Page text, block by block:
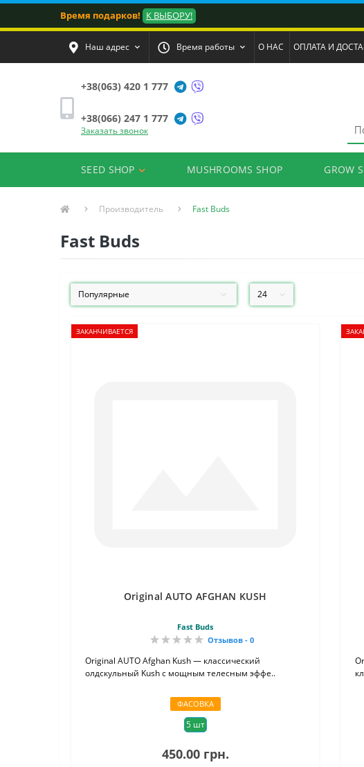
Время подарков! К ВЫБОРУ!
Наш адрес Время работы О НАС ОПЛАТА И
+38(063) 420 1 777
+38(066) 247 1 777
Заказать звонок
SEED SHOP MUSHROOMS SHOP GROW
Производитель Fast Buds
Fast Buds
ЗАКАНЧИВАЕТСЯ
Original AUTO AFGHAN KUSH
Fast Buds
Отзывов - 0
Original AUTO Afghan Kush — классический
олдскульный Kush с мощным телесным эффе..
ФАСОВКА
5 шт
450.00 грн.